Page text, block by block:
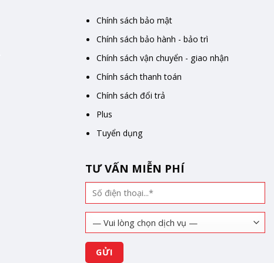
Chính sách bảo mật
Chính sách bảo hành - bảo trì
Chính sách vận chuyển - giao nhận
Chính sách thanh toán
Chính sách đổi trả
Plus
Tuyển dụng
TƯ VẤN MIỄN PHÍ